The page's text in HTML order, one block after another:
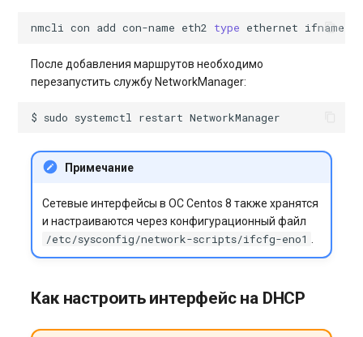
nmcli con add con-name eth2 type ethernet ifname
После добавления маршрутов необходимо
перезапустить службу NetworkManager:
$ sudo systemctl restart
Примечание
Сетевые интерфейсы в ОС Centos 8 также хранятся
и настраиваются через конфигурационный файл
/etc/sysconfig/network-scripts/ifcfg-eno1
Как настроить интерфейс на DHCP